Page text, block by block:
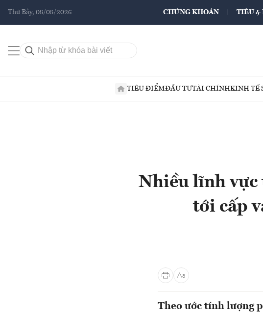
Thứ Bảy, 08/08/2026 CHỨNG KHOÁN TIÊU &
TIÊU ĐIỂMĐẦU TƯTÀI CHÍNHKINH TẾ
Nhiều lĩnh vực
tới cấp
Theo ước tính lượng